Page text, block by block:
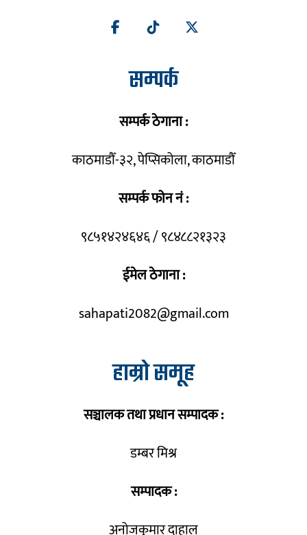
सम्पर्क
सम्पर्क ठेगाना :
काठमाडौँ-३२, पेप्सिकोला, काठमाडौँ
सम्पर्क फोन नं :
९८५१४२४६४६ / ९८४८८२१३२३
ईमेल ठेगाना :
sahapati2082@gmail.com
हाम्रो समूह
सञ्चालक तथा प्रधान सम्पादक :
डम्बर मिश्र
सम्पादक :
अनोजकुमार दाहाल